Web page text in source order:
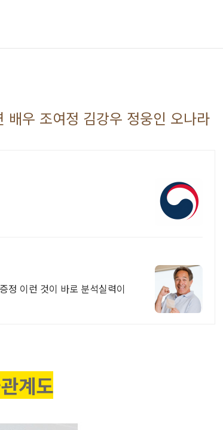
배우 조여정 김강우 정웅인 오나라
정 이런 것이 바로 분석실력이
계도